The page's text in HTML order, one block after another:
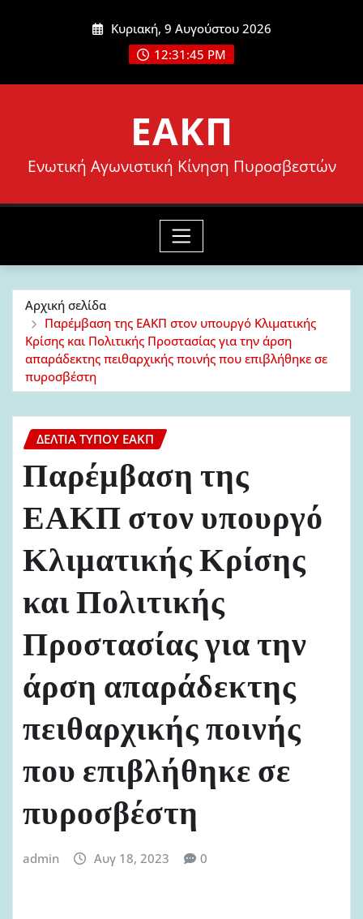
Κυριακή, 9 Αυγούστου 2026
12:31:46 PM
ΕΑΚΠ
Ενωτική Αγωνιστική Κίνηση Πυροσβεστών
Αρχική σελίδα
Παρέμβαση της ΕΑΚΠ στον υπουργό Κλιματικής
Κρίσης και Πολιτικής Προστασίας για την άρση
απαράδεκτης πειθαρχικής ποινής που επιβλήθηκε σε
πυροσβέστη
ΔΕΛΤΊΑ ΤΎΠΟΥ ΕΑΚΠ
Παρέμβαση της
ΕΑΚΠ στον υπουργό
Κλιματικής Κρίσης
και Πολιτικής
Προστασίας για την
άρση απαράδεκτης
πειθαρχικής ποινής
που επιβλήθηκε σε
πυροσβέστη
admin Αυγ 18, 2023 0